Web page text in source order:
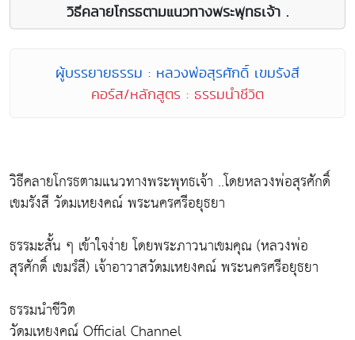
วิธีคลายโกรธตามแนวทางพระพุทธเจ้า .
ผู้บรรยายธรรม : หลวงพ่อสุรศักดิ์ เขมรังสี
คอร์ส/หลักสูตร : ธรรมนำชีวิต
วิธีคลายโกรธตามแนวทางพระพุทธเจ้า ..โดยหลวงพ่อสุรศักดิ์
เขมรังสี วัดมเหยงคณ์ พระนครศรีอยุธยา
ธรรมะสั้น ๆ เข้าใจง่าย โดยพระภาวนาเขมคุณ (หลวงพ่อ
สุรศักดิ์ เขมรํสี) เจ้าอาวาสวัดมเหยงคณ์ พระนครศรีอยุธยา
ธรรมนำชีวิต
วัดมเหยงคณ์ Official Channel